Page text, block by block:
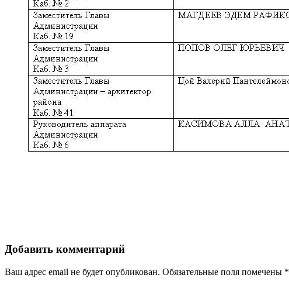
Добавить комментарий
Ваш адрес email не будет опубликован. Обязательные поля помечены *